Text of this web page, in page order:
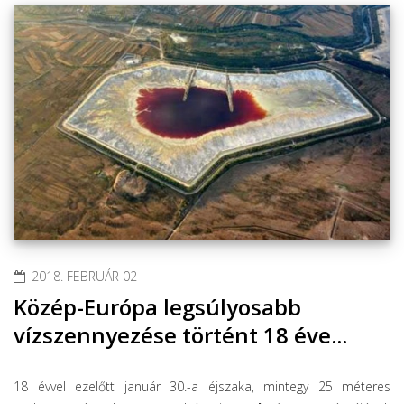
2018. FEBRUÁR 02
Közép-Európa legsúlyosabb
vízszennyezése történt 18 éve...
18 évvel ezelőtt január 30.-a éjszaka, mintegy 25 méteres